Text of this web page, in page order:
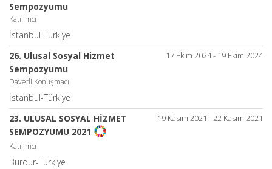
Sempozyumu
Katılımcı
İstanbul-Türkiye
17 Ekim 2024 - 19 Ekim 2024
26. Ulusal Sosyal Hizmet
Sempozyumu
Davetli Konuşmacı
İstanbul-Türkiye
19 Kasım 2021 - 22 Kasım 2021
23. ULUSAL SOSYAL HİZMET
SEMPOZYUMU 2021
Katılımcı
Burdur-Türkiye